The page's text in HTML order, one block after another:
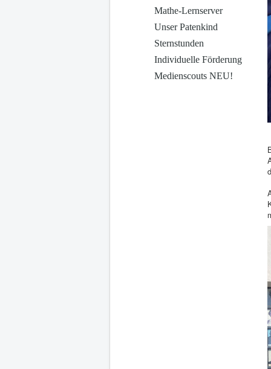
Mathe-Lernserver
Unser Patenkind
Sternstunden
Individuelle Förderung
Medienscouts NEU!